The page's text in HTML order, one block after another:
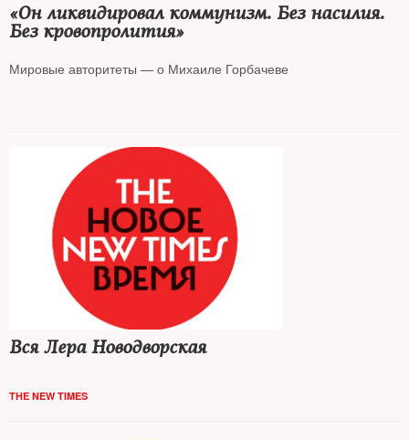
«Он ликвидировал коммунизм. Без насилия.
Без кровопролития»
Мировые авторитеты — о Михаиле Горбачеве
Вся Лера Новодворская
THE NEW TIMES